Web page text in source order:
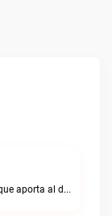
Consolidamos un futuro sólido que aporta al desarrollo.Construye Radio live